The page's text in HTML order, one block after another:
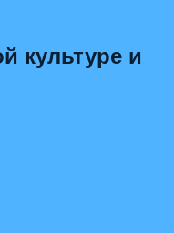
культуре и